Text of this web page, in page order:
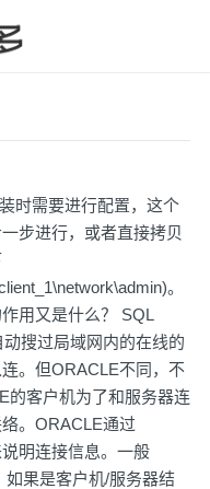
时需要进行配置，这个
步进行，或者直接拷贝
。
用又是什么？ SQL
搜过局域网内的在线的
。但ORACLE不同，不
的客户机为了和服务器连
。ORACLE通过
明连接信息。一般
如果是客户机/服务器结